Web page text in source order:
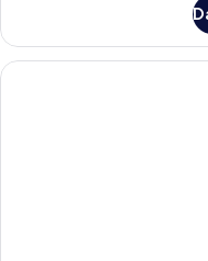
Suite
Lakeside